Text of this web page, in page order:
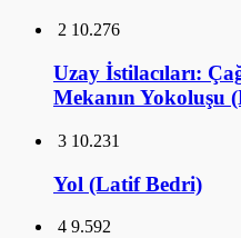
2 10.276
Uzay İstilacıları:
Mekanın Yokoluşu
3 10.231
Yol (Latif Bedri)
4 9.592